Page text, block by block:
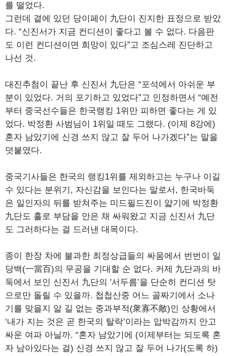
를 떨었다.
그런데 곁에 있던 당이페이 九단이 진지한 표정으로 받았
다. “신진서가 지금 컨디션이 좋다고 볼 수 없다. 다음판
도 이런 컨디션이면 희망이 있다”고 조심스레 진단하고
나선 것.
대진추첨이 끝난 후 신진서 九단은 “포석에서 아쉬운 부
분이 있었다. 거의 포기하고 있었다”고 인정하면서 “예전
부터 중국선수들은 한국랭킹 1위만 피하면 좋다는 게 있
었다. 박정환 사범님이 1위일 때도 그랬다. (이제 8강에)
혼자 남았기에 신경 쓰지 않고 잘 두어 나가겠다”는 말을
덧붙였다.
중국기사들은 한국의 랭킹1위를 제외하고는 누구나 이길
수 있다는 분위기, 자신감을 보인다는 말로서, 한국바둑
은 일인자의 뒤를 받쳐주는 미드필드진이 얇기에 박정환
九단도 홀로 부담을 안은 채 싸워왔고 지금 신진서 九단
도 그러하다는 걸 드러낸 대목이다.
종이 한장 차에 불과한 최정상급들의 싸움에서 번번이 일
당백(一當百)의 무공을 기대할 순 없다. 커제 九단과의 바
둑에서 보인 신진서 九단의 '서두름’을 단순히 컨디션 탓
으로만 돌릴 수 있을까. 첩첩산중 어느 골짜기에서 소나
기를 맞을지 알 길 없는 중과부적(衆寡不敵)인 상황에서
‘내가 지는 것은 곧 한국의 탈락’이라는 압박감까지 안고
싸운 여파 아닐까. “혼자 남았기에 (이제부터는 되도록 혼
자 남아있다는 걸) 신경 쓰지 않고 잘 두어 나가(도록 하)